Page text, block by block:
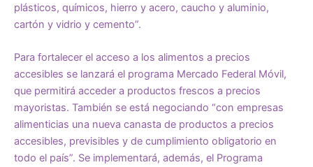
plásticos, químicos, hierro y acero, caucho y aluminio,
cartón y vidrio y cemento”.
Para fortalecer el acceso a los alimentos a precios
accesibles se lanzará el programa Mercado Federal Móvil,
que permitirá acceder a productos frescos a precios
mayoristas. También se está negociando “con empresas
alimenticias una nueva canasta de productos a precios
accesibles, previsibles y de cumplimiento obligatorio en
todo el país”. Se implementará, además, el Programa